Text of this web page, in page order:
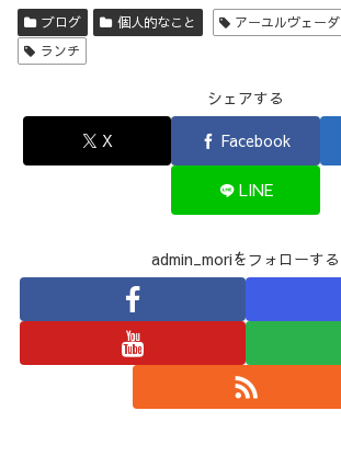
ブログ 個人的なこと アーユルヴェーダ
ランチ
シェアする
X
Facebook
LINE
admin_moriをフォローする